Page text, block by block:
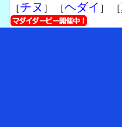
［チヌ ］ ［ヘダイ ］ ［